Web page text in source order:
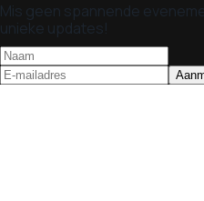
Mis geen spannende
unieke updates!